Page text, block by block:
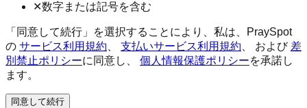
✕数字または記号を含む
「同意して続行」を選択することにより、私は、PraySpot
の サービス利用規約、 支払いサービス利用規約、 および 差
別禁止ポリシーに同意し、 個人情報保護ポリシーを承諾し
ます。
同意して続行